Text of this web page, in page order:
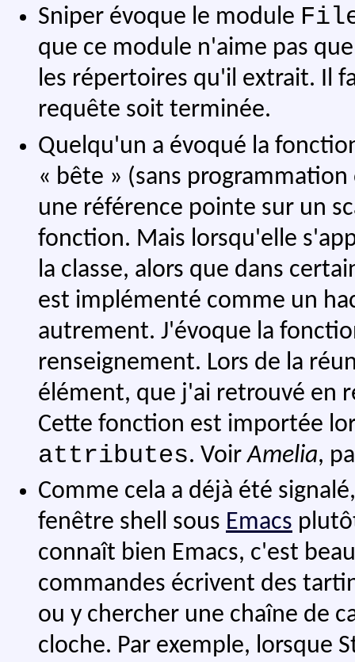
Sniper évoque le module
que ce module n'aime pas
les répertoires qu'il extrait. Il
requête soit terminée.
Quelqu'un a évoqué la
« bête » (sans
une référence pointe sur un
fonction. Mais lorsqu'elle
la classe, alors que dans
est implémenté comme un
autrement. J'évoque la
renseignement. Lors de la
élément, que j'ai retrouvé en
Cette fonction est importée
attributes. VoirAmelia,
Comme cela a déjà été
fenêtre shell sous Emacs
connaît bien Emacs, c'est
commandes écrivent des
ou y chercher une chaîne de
cloche. Par exemple, lorsque